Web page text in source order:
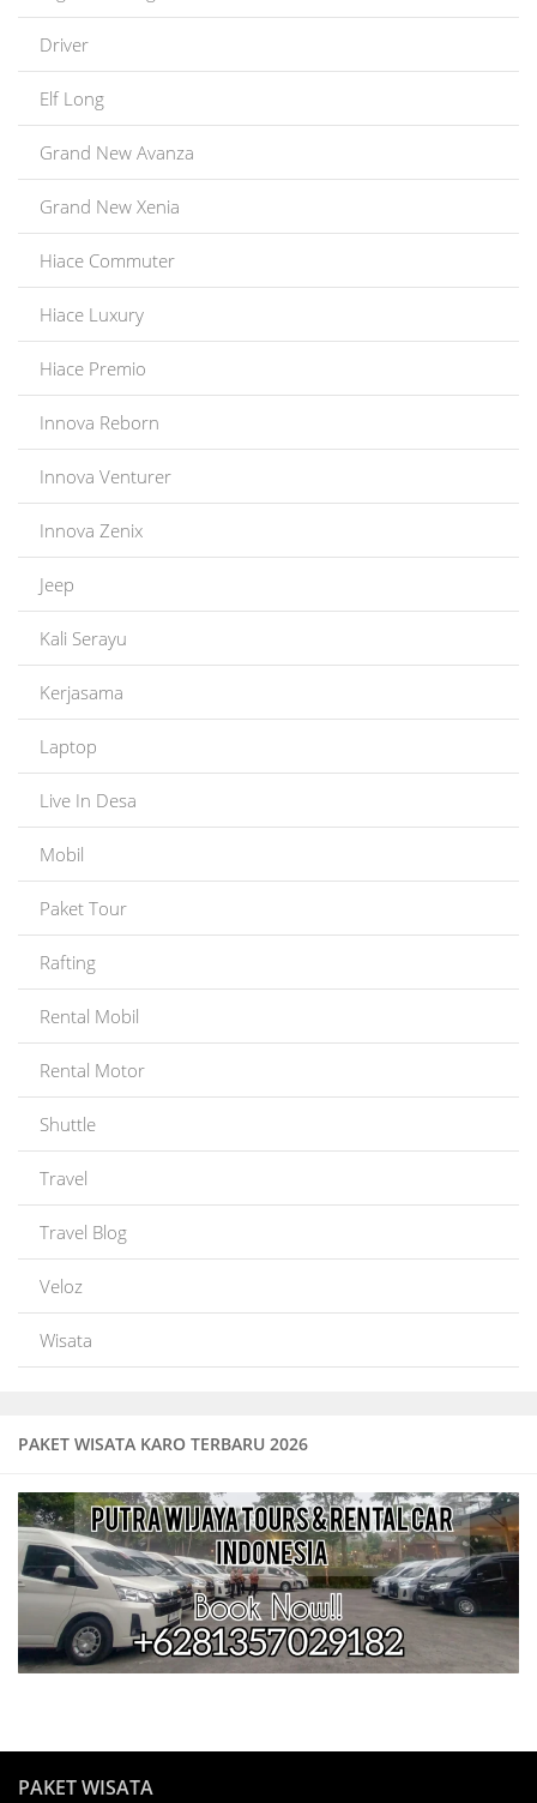
PAKET WISATA KARO TERBARU 2026
Driver
Elf Long
Grand New Avanza
Grand New Xenia
Hiace Commuter
Hiace Luxury
Hiace Premio
Innova Reborn
Innova Venturer
Innova Zenix
Jeep
Kali Serayu
Kerjasama
Laptop
Live In Desa
Mobil
Paket Tour
Rafting
Rental Mobil
Rental Motor
Shuttle
Travel
Travel Blog
Veloz
Wisata
PAKET WISATA